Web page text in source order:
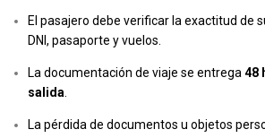
El pasajero debe verificar la exactitud de
DNI, pasaporte y vuelos.
La documentación de viaje se entrega48
salida.
La pérdida de documentos u objetos